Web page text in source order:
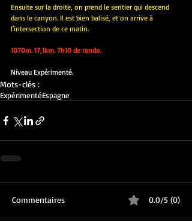
Ensuite sur la droite, on prend le sentier qui descend
dans le canyon. Il est bien balisé, et on arrive à
l'intersection de ce matin.
1070m. 17,1km. 7h10 de rando.
Niveau Expérimenté.
Mots-clés :
ExpérimentéEspagne
Commentaires 0.0/5 (0)